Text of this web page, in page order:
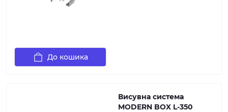
До кошика
Висувна система
MODERN BOX L-350